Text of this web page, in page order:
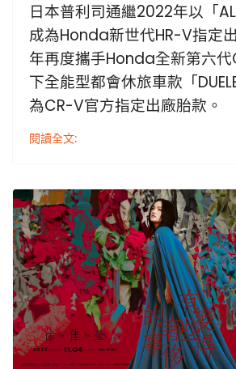
日本普利司通繼2022年以「
成為Honda新世代HR-V指定
年再度攜手Honda全新第六
下全能型都會休旅車款「
為CR-V官方指定出廠胎款。
閱讀全文: